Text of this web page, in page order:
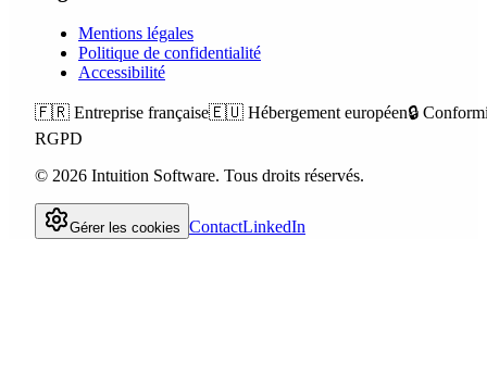
Mentions légales
Politique de confidentialité
Accessibilité
🇫🇷 Entreprise française🇪🇺 Hébergement européen🔒
RGPD
© 2026 Intuition Software. Tous droits réservés.
Gérer les cookies ContactLinkedIn